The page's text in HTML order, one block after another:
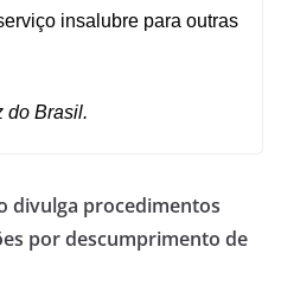
insalubre para outras
do Brasil.
divulga procedimentos
por descumprimento de